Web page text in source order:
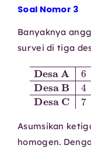
Soal Nomor 3
Banyaknya
survei di tiga
Desa A6844
Asumsikan
homogen.